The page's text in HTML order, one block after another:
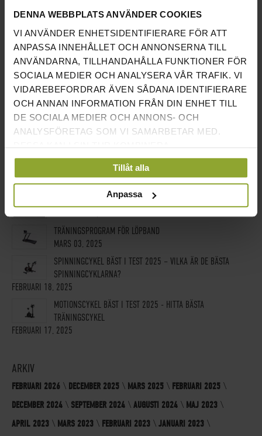
DENNA WEBBPLATS ANVÄNDER COOKIES
VI ANVÄNDER ENHETSIDENTIFIERARE FÖR ATT
ANPASSA INNEHÅLLET OCH ANNONSERNA TILL
ANVÄNDARNA, TILLHANDAHÅLLA FUNKTIONER FÖR
SOCIALA MEDIER OCH ANALYSERA VÅR TRAFIK. VI
VIDAREBEFORDRAR ÄVEN SÅDANA IDENTIFIERARE
OCH ANNAN INFORMATION FRÅN DIN ENHET TILL
DE SOCIALA MEDIER OCH ANNONS- OCH
ANALYSFÖRETAG SOM VI SAMARBETAR MED.
DESSA KAN I SIN TUR KOMBINERA
INFORMATIONEN MED ANNAN INFORMATION SOM
DU HAR TILLHANDAHÅLLIT ELLER SOM DE HAR
SAMLAT IN NÄR DU HAR ANVÄNT DERAS
Tillåt alla
Anpassa
CHINSSTÄLLNINGAR & DIPSSTÄLLNINGAR(1)
VIKTER / VIKTSSKIVOR(1)
HANTLAR(2)
CROSSTRAINER(1)
RODDMASKINER(1)
SPINNINGCYKLAR(1)
NYA INLÄGG
VAD VÄGER EN SKIVSTÅNG?
FEBRUARI 02, 2026
BÄSTA GYMMEN 2026 – HÄR ÄR SVERIGES BÄSTA GYM
DECEMBER 23, 2025
TRÄNINGSPROGRAM FÖR LÖPBAND
MARS 03, 2025
SPINNINGCYKEL BÄST I TEST 2025 – VILKA ÄR DE BÄSTA
SPINNINGCYKLARNA?
FEBRUARI 18, 2025
MOTIONSCYKEL BÄST I TEST 2025 - HITTA BÄSTA
TRÄNINGSCYKEL
FEBRUARI 17, 2025
ARKIV
FEBRUARI 2026 DECEMBER 2025 MARS 2025
FEBRUARI 2025
DECEMBER 2024
SEPTEMBER 2024 AUGUSTI 2024
MAJ 2023
APRIL 2023
MARS 2023 FEBRUARI 2023
JANUARI 2023